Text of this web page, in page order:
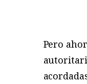
Pero